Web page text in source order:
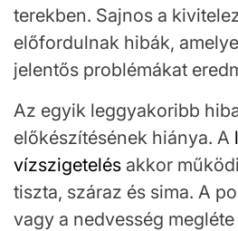
terekben. Sajnos a
előfordulnak hibák,
jelentős problémákat
Az egyik leggyakoribb
előkészítésének hiánya. A
vízszigetelés akkor
tiszta, száraz és sima. A
vagy a nedvesség